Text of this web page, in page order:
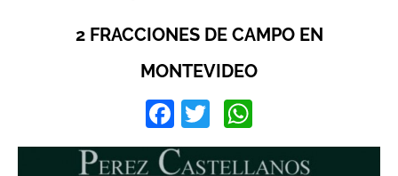
2 FRACCIONES DE CAMPO EN
MONTEVIDEO
Facebook
Twitter